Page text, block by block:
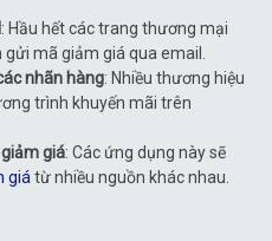
: Hầu hết các trang thương mại
mã giảm giá qua email.
nhãn hàng: Nhiều thương hiệu
trình khuyến mãi trên
giá: Các ứng dụng này sẽ
giá từ nhiều nguồn khác nhau.